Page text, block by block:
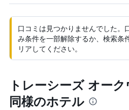
口コミは見つかりませんでした。
み条件を一部解除するか、検索条
リアしてください。
トレーシーズ オー
同様のホテル